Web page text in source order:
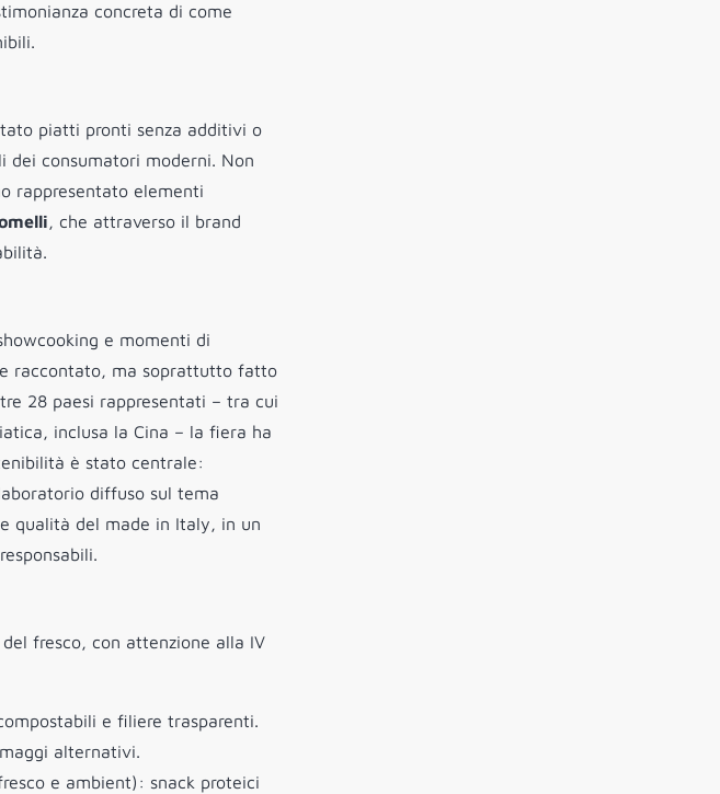
concreta di come
piatti pronti senza additivi o
dei consumatori moderni. Non
rappresentato elementi
, che attraverso il brand
e momenti di
e raccontato, ma soprattutto fatto
28 paesi rappresentati – tra cui
inclusa la Cina – la fiera ha
è stato centrale:
diffuso sul tema
qualità del made in Italy, in un
fresco, con attenzione alla IV
e filiere trasparenti.
alternativi.
e ambient): snack proteici